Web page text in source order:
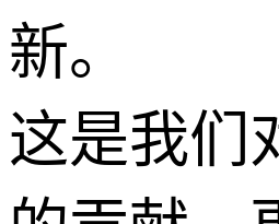
新。
这是我们